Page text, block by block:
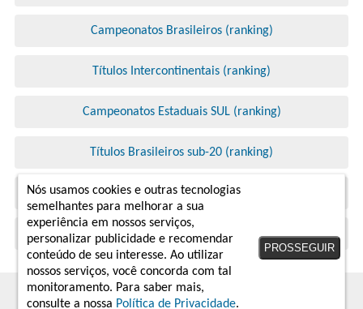
Campeonatos Brasileiros (ranking)
Títulos Intercontinentais (ranking)
Campeonatos Estaduais SUL (ranking)
Títulos Brasileiros sub-20 (ranking)
Títulos Brasileiros sub-17 (com supercopa) (ranking)
Títulos Brasileiros (ranking)
2019 - 2026 © arquivodabola.com.br
Nós usamos cookies e outras tecnologias
semelhantes para melhorar a sua
experiência em nossos serviços,
personalizar publicidade e recomendar
conteúdo de seu interesse. Ao utilizar
nossos serviços, você concorda com tal
monitoramento. Para saber mais,
consulte a nossa Política de Privacidade.
PROSSEGUIR